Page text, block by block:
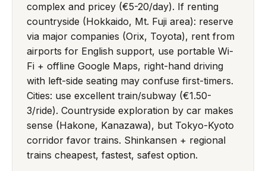
complex and pricey (€5-20/day). If renting
countryside (Hokkaido, Mt. Fuji area): reserve
via major companies (Orix, Toyota), rent from
airports for English support, use portable Wi-
Fi + offline Google Maps, right-hand driving
with left-side seating may confuse first-timers.
Cities: use excellent train/subway (€1.50-
3/ride). Countryside exploration by car makes
sense (Hakone, Kanazawa), but Tokyo-Kyoto
corridor favor trains. Shinkansen + regional
trains cheapest, fastest, safest option.